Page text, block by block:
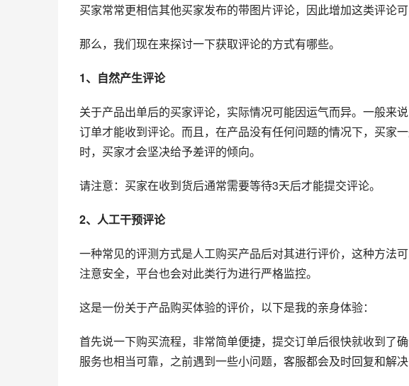
买家常常更相信其他买家发布的带图片评论，因此增加这类评论可
那么，我们现在来探讨一下获取评论的方式有哪些。
1、自然产生评论
关于产品出单后的买家评论，实际情况可能因运气而异。一般来
订单才能收到评论。而且，在产品没有任何问题的情况下，买家
时，买家才会坚决给予差评的倾向。
请注意：买家在收到货后通常需要等待3天后才能提交评论。
2、人工干预评论
一种常见的评测方式是人工购买产品后对其进行评价，这种方法
注意安全，平台也会对此类行为进行严格监控。
这是一份关于产品购买体验的评价，以下是我的亲身体验：
首先说一下购买流程，非常简单便捷，提交订单后很快就收到了
服务也相当可靠，之前遇到一些小问题，客服都会及时回复和解决